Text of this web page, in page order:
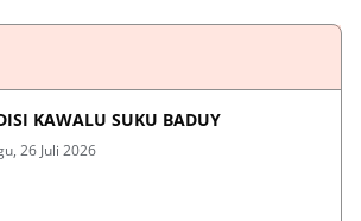
KAWALU SUKU BADUY
26 Juli 2026